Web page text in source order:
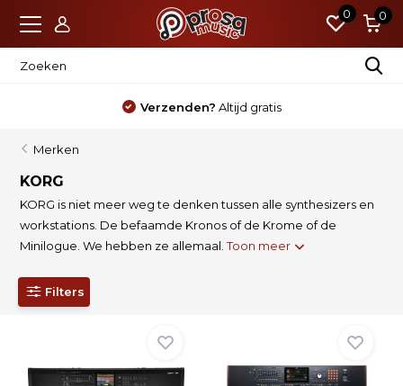
0 0
Nieuw?Standaard 4 jaar
Merken
KORG
KORG is niet meer weg te denken tussen alle synthesizers en
workstations. De befaamde Kronos of de Krome of de
Minilogue. We hebben ze allemaal.Toon meer
Filters